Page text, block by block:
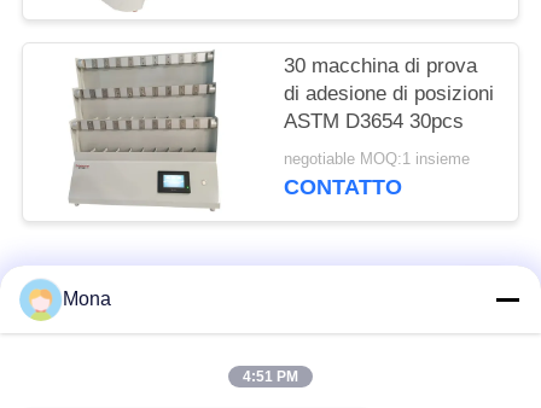
30 macchina di prova
di adesione di posizioni
ASTM D3654 30pcs
negotiable MOQ:1 insieme
CONTATTO
Categorie popolari
Macchina universale
Mona
4:51 PM